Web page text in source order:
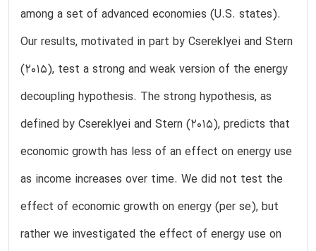
among a set of advanced economies (U.S. states).
Our results, motivated in part by Csereklyei and Stern
(2015), test a strong and weak version of the energy
decoupling hypothesis. The strong hypothesis, as
defined by Csereklyei and Stern (2015), predicts that
economic growth has less of an effect on energy use
as income increases over time. We did not test the
effect of economic growth on energy (per se), but
rather we investigated the effect of energy use on